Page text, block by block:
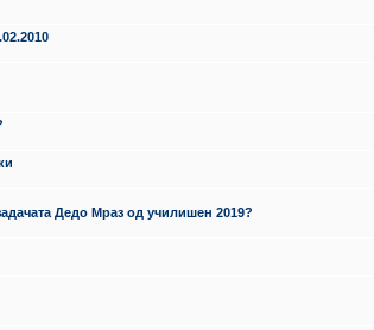
Дедо Мраз од училишен 2019?